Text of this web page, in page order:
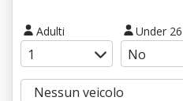
Adulti Under 26